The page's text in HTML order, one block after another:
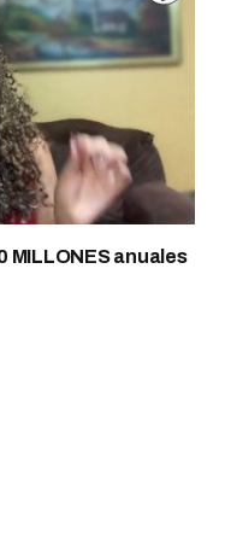
MILLONES anuales